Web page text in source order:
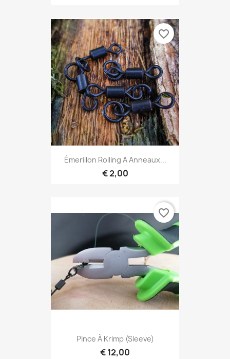
Émerillon Rolling A Anneaux...
€ 2,00
favorite_border
Pince À Krimp (Sleeve)
€ 12,00
favorite_border